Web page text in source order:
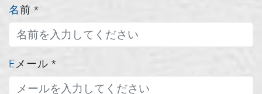
名前 *
Eメール *